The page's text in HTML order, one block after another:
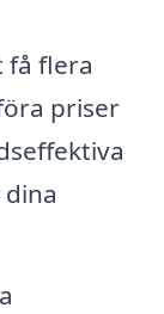
få flera
priser